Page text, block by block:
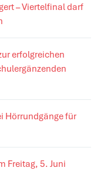
– Viertelfinal darf
erfolgreichen
Hörrundgänge für
Freitag, 5. Juni